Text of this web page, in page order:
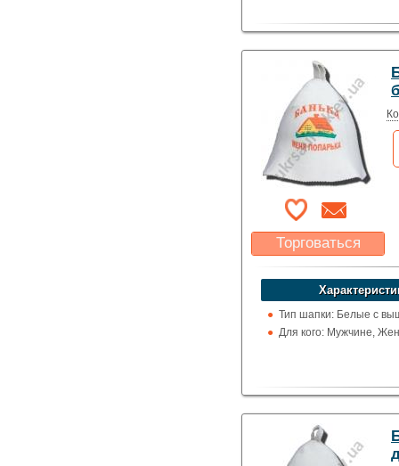
Торговаться
Какая цена Вас
устроит?
Указать цену
Тип шапки: Белые с
Для кого: Мужчине,